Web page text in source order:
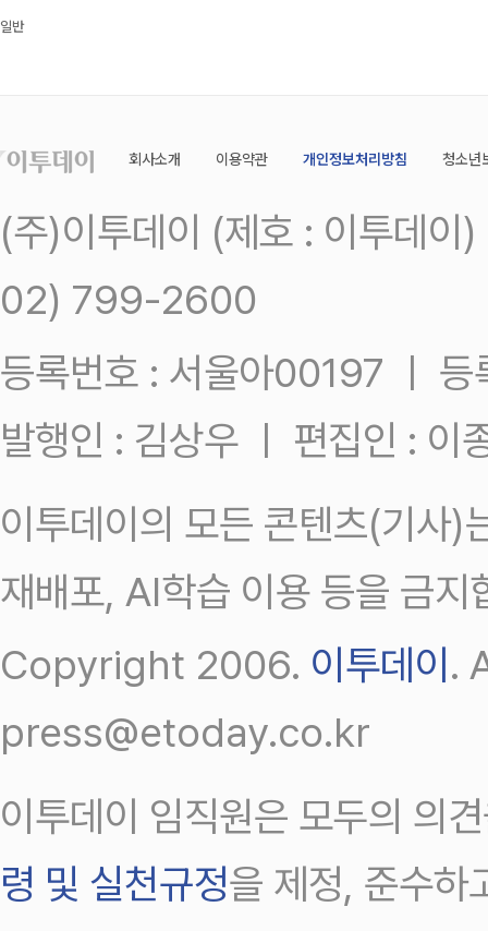
일반
회사소개 이용약관 개인정보처리방침 청소년
(주)이투데이 (제호 : 이투데
02) 799-2600
등록번호 : 서울아00197 ㅣ
발행인 : 김상우 ㅣ 편집인 : 이
이투데이의 모든 콘텐츠(기사)
재배포, AI학습 이용 등을 금지
Copyright 2006. 이투데이.
press@etoday.co.kr
이투데이 임직원은 모두의 의
령 및 실천규정을 제정, 준수하